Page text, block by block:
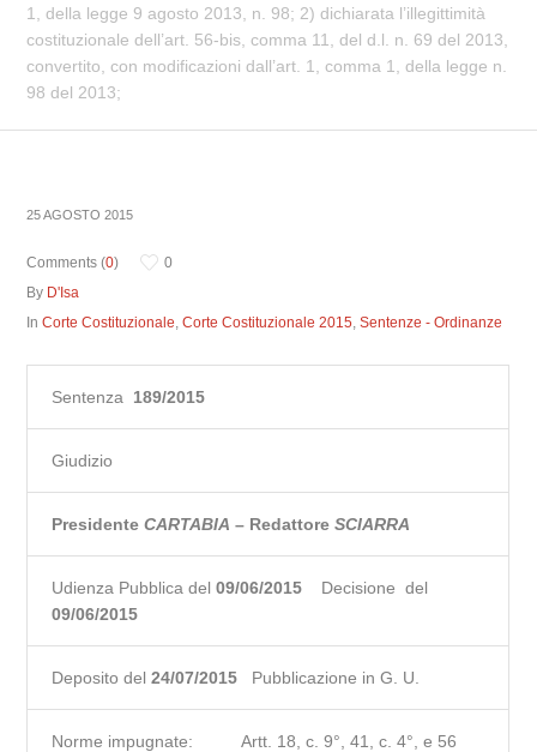
1, della legge 9 agosto 2013, n. 98; 2) dichiarata l’illegittimità
costituzionale dell’art. 56-bis, comma 11, del d.l. n. 69 del 2013,
convertito, con modificazioni dall’art. 1, comma 1, della legge n.
98 del 2013;
25 AGOSTO 2015
Comments (0)
0
By D'Isa
InCorte Costituzionale,Corte Costituzionale 2015,Sentenze - Ordinanze
Sentenza 189/2015
Giudizio
PresidenteCARTABIA – RedattoreSCIARRA
Udienza Pubblica del09/06/2015 Decisione del
09/06/2015
Deposito del24/07/2015 Pubblicazione in G. U.
Norme impugnate:
Artt. 18, c. 9°, 41, c. 4°, e 56